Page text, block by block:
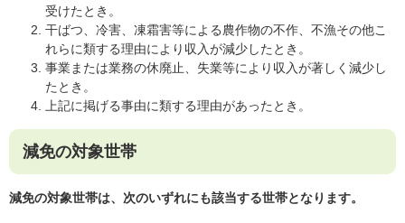
受けたとき。
干ばつ、冷害、凍霜害等による農作物の不作、不漁その他こ
れらに類する理由により収入が減少したとき。
事業または業務の休廃止、失業等により収入が著しく減少し
たとき。
上記に掲げる事由に類する理由があったとき。
減免の対象世帯
減免の対象世帯は、次のいずれにも該当する世帯となります。​